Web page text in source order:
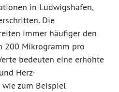
in Ludwigshafen,
Die
immer häufiger den
200 Mikrogramm pro
bedeuten eine erhöhte
Herz-
zum Beispiel